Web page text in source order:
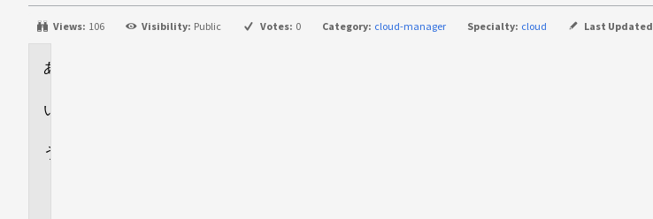
Views: 106 Visibility: Public Votes: 0 Category: cloud-manager Specialty: cloud Last